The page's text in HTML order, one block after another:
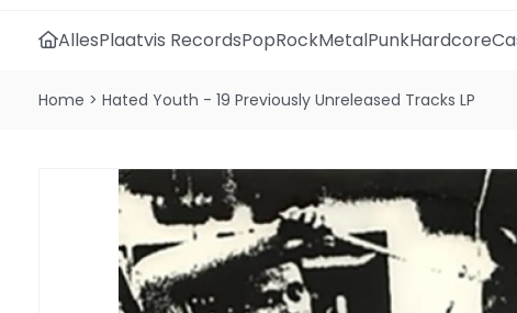
AllesPlaatvis RecordsPopRockMetalPunkHardcore
Home > Hated Youth - 19 Previously Unreleased Tracks LP